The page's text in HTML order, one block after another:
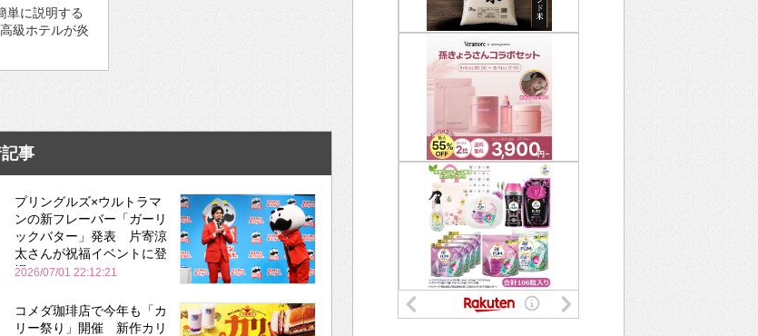
単に説明する
級ホテルが炎
事
プリングルズ×ウルトラマ
ンの新フレーバー「ガーリ
ックバター」発表 片寄涼
太さんが祝福イベントに登
場
2026/07/01 22:12:21
コメダ珈琲店で今年も「カ
リー祭り」開催 新作カリ